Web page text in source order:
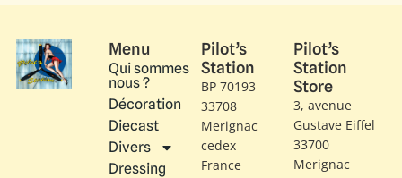
Menu
Qui sommes
nous ?
Décoration
Diecast
Divers
Dressing
Pilot’s
Station
BP 70193
33708
Merignac
cedex
France
Pilot’s
Station
Store
3, avenue
Gustave Eiffel​
33700
Merignac